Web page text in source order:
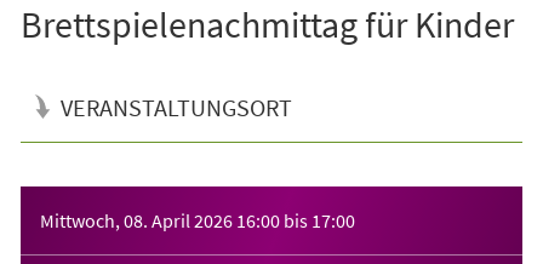
Brettspielenachmittag für Kinder
VERANSTALTUNGSORT
Mittwoch, 08. April 2026 16:00 bis 17:00